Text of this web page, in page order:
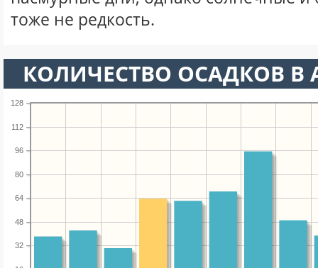
тоже не редкость.
КОЛИЧЕСТВО ОСАДКОВ В
32
48
64
80
96
112
128